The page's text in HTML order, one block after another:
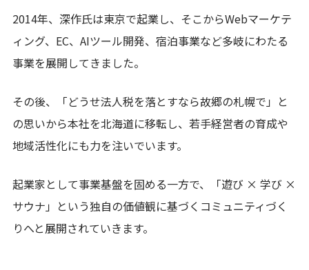
2014年、深作氏は東京で起業し、そこからWebマーケテ
ィング、EC、AIツール開発、宿泊事業など多岐にわたる
事業を展開してきました。
その後、「どうせ法人税を落とすなら故郷の札幌で」と
の思いから本社を北海道に移転し、若手経営者の育成や
地域活性化にも力を注いでいます。
起業家として事業基盤を固める一方で、「遊び × 学び ×
サウナ」という独自の価値観に基づくコミュニティづく
りへと展開されていきます。